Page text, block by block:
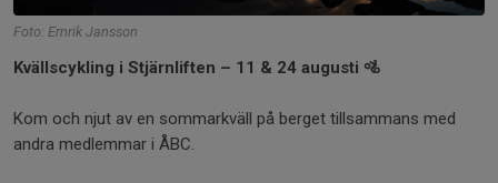
Foto: Emrik Jansson
Kvällscykling i Stjärnliften – 11 & 24 augusti 🚵
Kom och njut av en sommarkväll på berget tillsammans med
andra medlemmar i ÅBC.